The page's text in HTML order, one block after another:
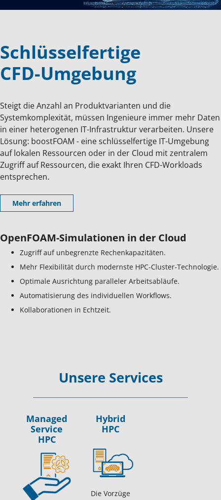
Schlüsselfertige
CFD-Umgebung
Steigt die Anzahl an Produktvarianten und die
Systemkomplexität, müssen Ingenieure immer mehr Daten
in einer heterogenen IT-Infrastruktur verarbeiten. Unsere
Lösung: boostFOAM - eine schlüsselfertige IT-Umgebung
auf lokalen Ressourcen oder in der Cloud mit zentralem
Zugriff auf Ressourcen, die exakt Ihren CFD-Workloads
entsprechen.
Mehr erfahren
OpenFOAM-Simulationen in der Cloud
Zugriff auf unbegrenzte Rechenkapazitäten.
Mehr Flexibilität durch modernste HPC-Cluster-Technologie.
Optimale Ausrichtung paralleler Arbeitsabläufe.
Automatisierung des individuellen Workflows.
Kollaborationen in Echtzeit.
Unsere Services
Managed
Service
HPC
Hybrid
HPC
Die Vorzüge